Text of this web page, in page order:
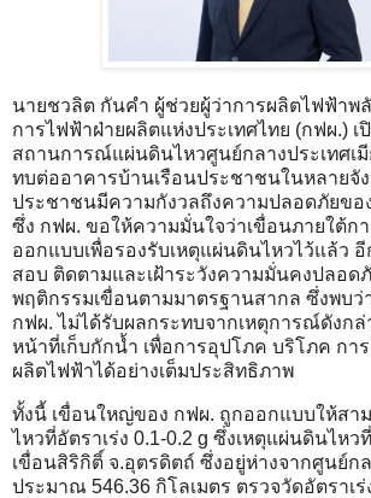
นายชวลิต กันคำ ผู้ช่วยผู้ว่าการผลิตไฟฟ้าพ
การไฟฟ้าฝ่ายผลิตแห่งประเทศไทย (กฟผ.) เปิ
สถานการณ์แผ่นดินไหวศูนย์กลางประเทศเ
ทบต่ออาคารบ้านเรือนประชาชนในหลายจั
ประชาชนมีความกังวลถึงความปลอดภัยข
ซึ่ง กฟผ. ขอให้ความมั่นใจว่าเขื่อนภายใต้ก
ออกแบบเพื่อรองรับเหตุแผ่นดินไหวไว้แล้ว
สอบ ติดตามและเฝ้าระวังความมั่นคงปลอด
พฤติกรรมเขื่อนตามมาตรฐานสากล ซึ่งพบว่
กฟผ. ไม่ได้รับผลกระทบจากเหตุการณ์ดังก
หน้าที่เก็บกักน้ำ เพื่อการอุปโภค บริโภค กา
ผลิตไฟฟ้าได้อย่างเต็มประสิทธิภาพ
ทั้งนี้ เขื่อนใหญ่ของ กฟผ. ถูกออกแบบให้สา
ไหวที่อัตราเร่ง 0.1-0.2 g ซึ่งเหตุแผ่นดินไหว
เขื่อนสิริกิติ์ จ.อุตรดิตถ์ ซึ่งอยู่ห่างจากศูนย์ก
ประมาณ 546.36 กิโลเมตร ตรวจวัดอัตราเร่